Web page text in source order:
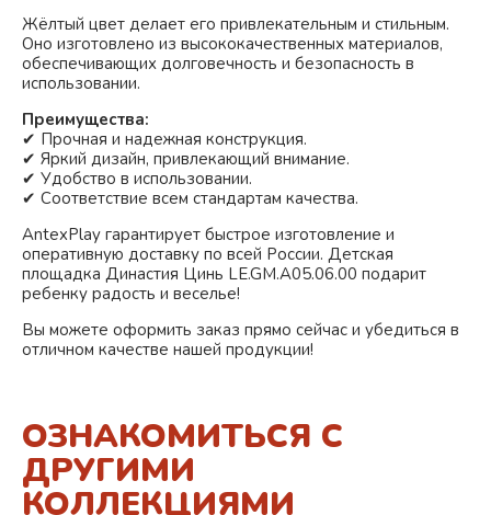
Жёлтый цвет делает его привлекательным и стильным.
Оно изготовлено из высококачественных материалов,
обеспечивающих долговечность и безопасность в
использовании.
Преимущества:
✔ Прочная и надежная конструкция.
✔ Яркий дизайн, привлекающий внимание.
✔ Удобство в использовании.
✔ Соответствие всем стандартам качества.
AntexPlay гарантирует быстрое изготовление и
оперативную доставку по всей России. Детская
площадка Династия Цинь LE.GM.A05.06.00 подарит
ребенку радость и веселье!
Вы можете оформить заказ прямо сейчас и убедиться в
отличном качестве нашей продукции!
ОЗНАКОМИТЬСЯ С
ДРУГИМИ
КОЛЛЕКЦИЯМИ